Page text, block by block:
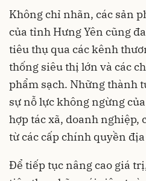
Không chỉ nhãn, các sản
của tỉnh Hưng Yên cũng
tiêu thụ qua các kênh
thống siêu thị lớn và các
phẩm sạch. Những thành
sự nỗ lực không ngừng
hợp tác xã, doanh nghiệp,
từ các cấp chính quyền
Để tiếp tục nâng cao giá